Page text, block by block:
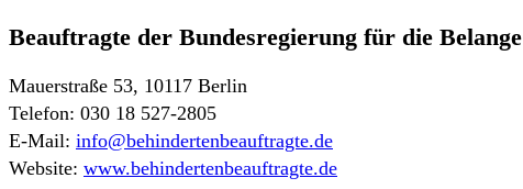
Beauftragte der Bundesregierung für die
Mauerstraße 53, 10117 Berlin
Telefon: 030 18 527-2805
E-Mail: info@behindertenbeauftragte.de
Website: www.behindertenbeauftragte.de